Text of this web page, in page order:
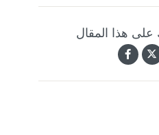
على هذا المقال